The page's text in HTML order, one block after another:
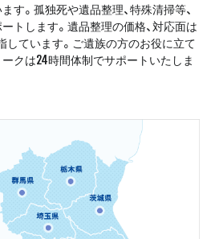
す。孤独死や遺品整理、特殊清掃等、
トします。遺品整理の価格、対応面は
しています。ご遺族の方のお役に立て
クは24時間体制でサポートいたしま